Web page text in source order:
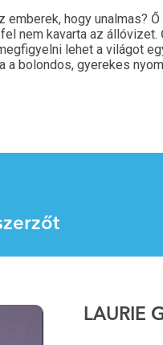
emberek, hogy unalmas?
nem kavarta az
lehet a világot
a bolondos, gyerekes
LAURIE